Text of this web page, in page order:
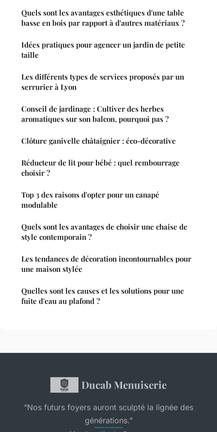
Quels sont les avantages esthétiques d'une table
basse en bois par rapport à d'autres matériaux ?
Idées pratiques pour agencer un jardin de petite
taille
Les différents types de services proposés par un
serrurier à Lyon
Conseil de jardinage : Cultiver des herbes
aromatiques sur son balcon, pourquoi pas ?
Clôture ganivelle châtaignier : éco-décorative
Réducteur de lit pour bébé : quel rembourrage
choisir ?
Top 3 des raisons d'opter pour un canapé
modulable
Quels sont les avantages de choisir une chaise de
style contemporain ?
Les tendances de décoration incontournables pour
une maison stylée
Quelles sont les causes et les solutions pour une
fuite d'eau au plafond ?
Ducab Menuiserie
“Nos futurs foyers auront sculpté la lignée des
générations.”